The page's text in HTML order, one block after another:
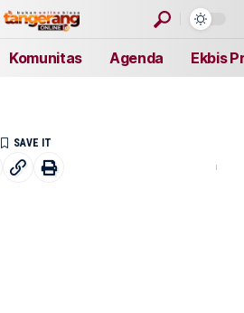
Komunitas Agenda Ekbis